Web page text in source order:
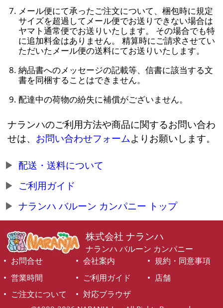
メール便にて承ったご注文について、梱包時に規定
サイズを超過してメール便でお送りできない場合は
ヤマト通常便でお送りいたします。 その場合でも特
に追加料金はありません。 精算時にご請求させてい
ただいたメール便の送料にてお送りいたします。
納品書へのメッセージの記載等、信書に該当する文
書を同梱することはできません。
配達中の荷物の紛失に補償がございません。
ナランハのご利用方法や商品に関するお問い合わ
せは、 お問い合わせフォームよりお願いします。
配送・送料について
ご利用ガイド
ナランハ バルーン カンパニー トップ
株式会社 ナランハ
ナランハ バルーン カンパニー
お問合せ
会社案内
規約・同意事項
営業時間
ご利用ガイド
店舗
ご注文について
対応ブラウザ